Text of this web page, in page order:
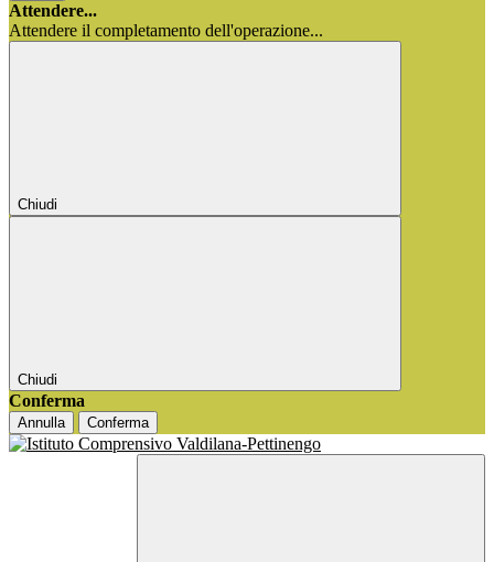
Attendere...
Attendere il completamento dell'operazione...
Chiudi
Chiudi
Conferma
Annulla Conferma